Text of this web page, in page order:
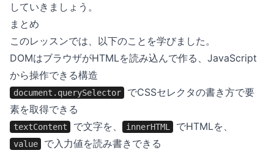
していきましょう。
まとめ
このレッスンでは、以下のことを学びました。
DOMはブラウザがHTMLを読み込んで作る、JavaScript
から操作できる構造
document.querySelector
でCSSセレクタの書き方で要
素を取得できる
textContent で文字を、 innerHTML でHTMLを、
value で入力値を読み書きできる